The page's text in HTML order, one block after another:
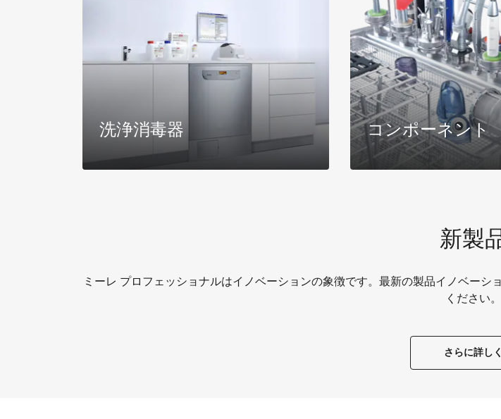
洗浄消毒器 コンポーネント
新製
ミーレ プロフェッショナルはイノベーションの象徴です。最新の製品イノベー
ください。
さらに詳しく